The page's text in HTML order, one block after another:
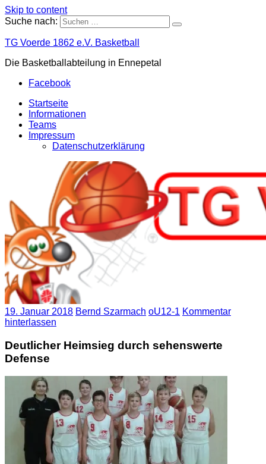
Skip to content
Suche nach:
TG Voerde 1862 e.V. Basketball
Die Basketballabteilung in Ennepetal
Facebook
Startseite
Informationen
Teams
Impressum
Datenschutzerklärung
19. Januar 2018 Bernd Szarmach oU12-1 Kommentar
hinterlassen
Deutlicher Heimsieg durch sehenswerte
Defense